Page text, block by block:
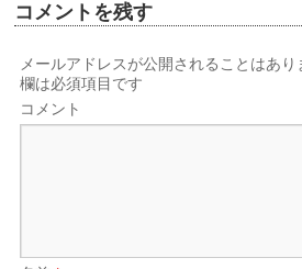
コメントを残す
メールアドレスが公開されることはあり
欄は必須項目です
コメント